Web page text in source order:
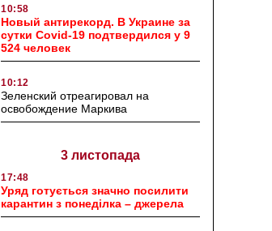
10:58
Новый антирекорд. В Украине за
сутки Covid-19 подтвердился у 9
524 человек
10:12
Зеленский отреагировал на
освобождение Маркива
3 листопада
17:48
Уряд готується значно посилити
карантин з понеділка – джерела